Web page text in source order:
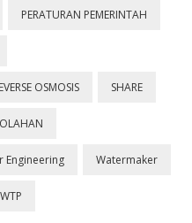
PERATURAN PEMERINTAH
OSMOSIS SHARE
Engineering Watermaker